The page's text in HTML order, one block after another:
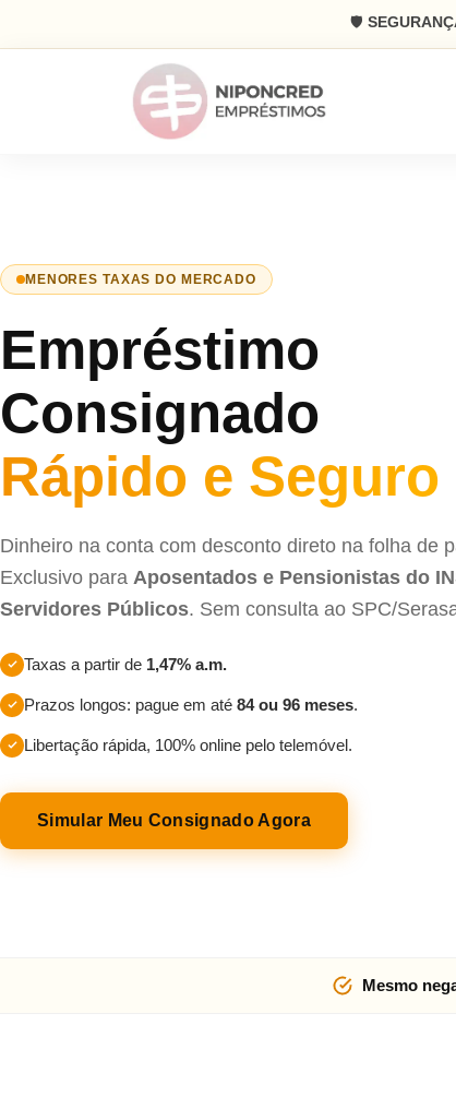
🛡️
MENORES TAXAS DO MERCADO
Empréstimo
Consignado
Rápido e Seguro
Dinheiro na conta com desconto direto na folha de
Exclusivo para Aposentados e Pensionistas do
Servidores Públicos. Sem consulta ao SPC/
Taxas a partir de 1,47% a.m.
Prazos longos: pague em até 84 ou 96 meses.
Libertação rápida, 100% online pelo telemóvel.
Simular Meu Consignado Agora
Mesmo